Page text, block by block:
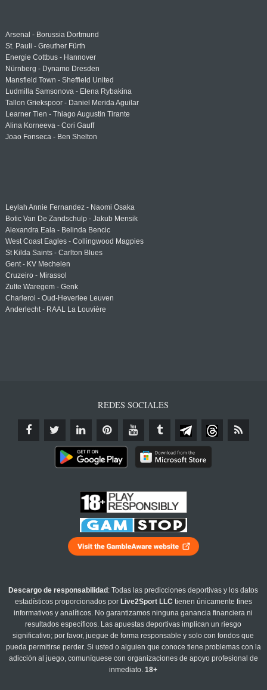
Arsenal - Borussia Dortmund
St. Pauli - Greuther Fürth
Energie Cottbus - Hannover
Nürnberg - Dynamo Dresden
Mansfield Town - Sheffield United
Ludmilla Samsonova - Elena Rybakina
Tallon Griekspoor - Daniel Merida Aguilar
Learner Tien - Thiago Augustin Tirante
Alina Korneeva - Cori Gauff
Joao Fonseca - Ben Shelton
Leylah Annie Fernandez - Naomi Osaka
Botic Van De Zandschulp - Jakub Mensik
Alexandra Eala - Belinda Bencic
West Coast Eagles - Collingwood Magpies
St Kilda Saints - Carlton Blues
Gent - KV Mechelen
Cruzeiro - Mirassol
Zulte Waregem - Genk
Charleroi - Oud-Heverlee Leuven
Anderlecht - RAAL La Louvière
REDES SOCIALES
Descargo de responsabilidad : Todas las predicciones deportivas y los datos
estadísticos proporcionados por Live2Sport LLC tienen únicamente fines
informativos y analíticos. No garantizamos ninguna ganancia financiera ni
resultados específicos. Las apuestas deportivas implican un riesgo
significativo; por favor, juegue de forma responsable y solo con fondos que
pueda permitirse perder. Si usted o alguien que conoce tiene problemas con la
adicción al juego, comuníquese con organizaciones de apoyo profesional de
inmediato.18+